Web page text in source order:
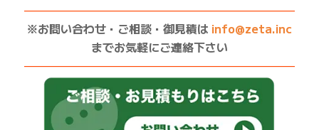
※お問い合わせ・ご相談・御見積は info@zeta.inc
までお気軽にご連絡下さい